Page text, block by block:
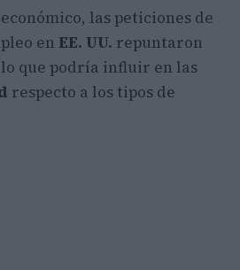
las peticiones de
en EE. UU. repuntaron
que podría influir en las
respecto a los tipos de